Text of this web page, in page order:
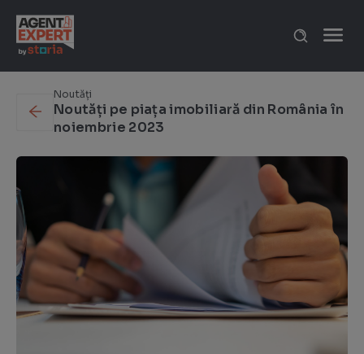
Caută
Noutăți
Noutăți pe piața imobiliară din România în
noiembrie 2023